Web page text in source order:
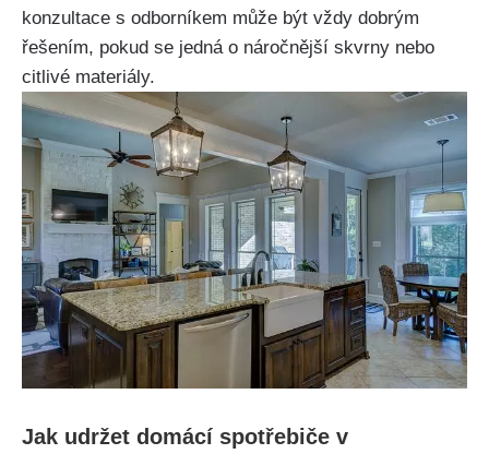
konzultace s odborníkem může být vždy ‍dobrým
řešením, pokud se jedná o náročnější skvrny nebo
citlivé materiály.
Jak ​udržet domácí⁢ spotřebiče v